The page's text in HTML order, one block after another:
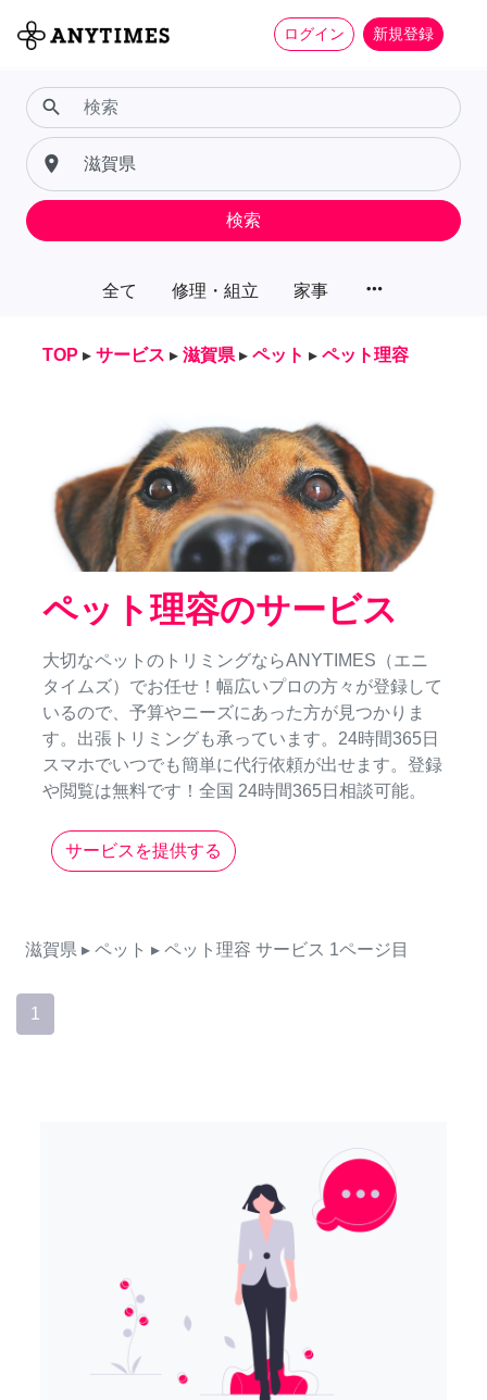
ログイン 新規登録
全て 修理・組立 家事 more_horiz
search
place
検索
TOP ▸ サービス ▸ 滋賀県 ▸ ペット ▸ ペット理容
ペット理容のサービス
大切なペットのトリミングならANYTIMES（エニ
タイムズ）でお任せ！幅広いプロの方々が登録して
いるので、予算やニーズにあった方が見つかりま
す。出張トリミングも承っています。24時間365日
スマホでいつでも簡単に代行依頼が出せます。登録
や閲覧は無料です！全国 24時間365日相談可能。
サービスを提供する
滋賀県 ▸ ペット ▸ ペット理容 サービス 1ページ目
1